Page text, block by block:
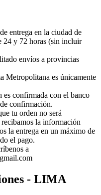
entrega en la ciudad de
24 y 72 horas (sin incluir
envíos a provincias
Metropolitana es únicamente
es confirmada con el banco
confirmación.
tu orden no será
recibamos la información
la entrega en un máximo de
el pago.
a
- LIMA